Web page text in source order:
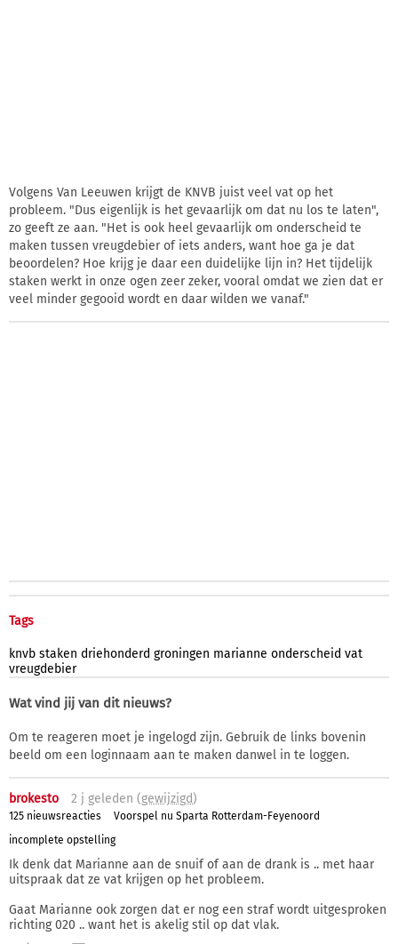
Volgens Van Leeuwen krijgt de KNVB juist veel vat op het
probleem. "Dus eigenlijk is het gevaarlijk om dat nu los te laten",
zo geeft ze aan. "Het is ook heel gevaarlijk om onderscheid te
maken tussen vreugdebier of iets anders, want hoe ga je dat
beoordelen? Hoe krijg je daar een duidelijke lijn in? Het tijdelijk
staken werkt in onze ogen zeer zeker, vooral omdat we zien dat er
veel minder gegooid wordt en daar wilden we vanaf."
Tags
knvb staken driehonderd groningen marianne onderscheid vat
vreugdebier
Wat vind jij van dit nieuws?
Om te reageren moet je ingelogd zijn. Gebruik de links bovenin
beeld om een loginnaam aan te maken danwel in te loggen.
brokesto 2 j geleden (gewijzigd)
125 nieuwsreacties
Voorspel nu Sparta Rotterdam-Feyenoord
incomplete opstelling
Ik denk dat Marianne aan de snuif of aan de drank is .. met haar
uitspraak dat ze vat krijgen op het probleem.
Gaat Marianne ook zorgen dat er nog een straf wordt uitgesproken
richting 020 .. want het is akelig stil op dat vlak.